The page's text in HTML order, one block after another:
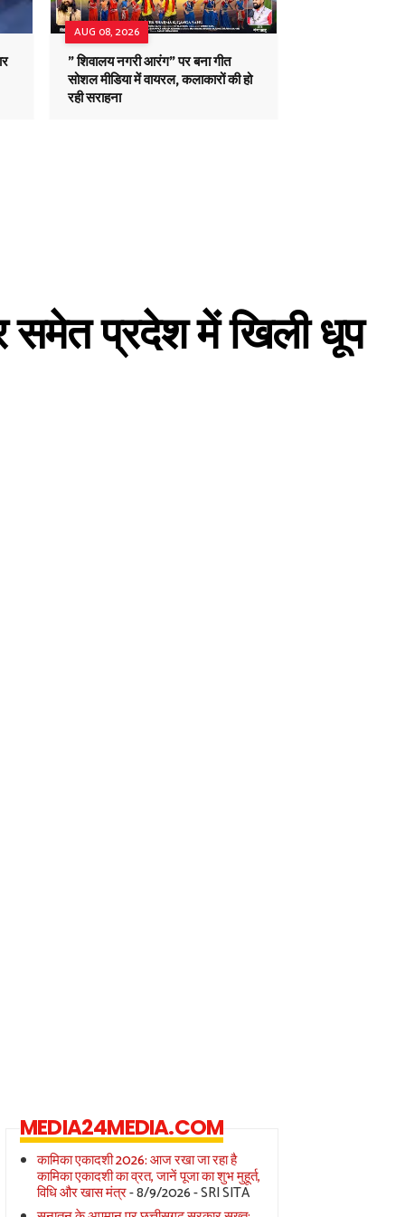
AUG 08, 2026
" शिवालय नगरी आरंग" पर बना गीत
सोशल मीडिया में वायरल, कलाकारों की हो
रही सराहना
समेत प्रदेश में खिली धूप
MEDIA24MEDIA.COM
कामिका एकादशी 2026: आज रखा जा रहा है
कामिका एकादशी का व्रत, जानें पूजा का शुभ मुहूर्त,
विधि और खास मंत्र- 8/9/2026- SRI SITA